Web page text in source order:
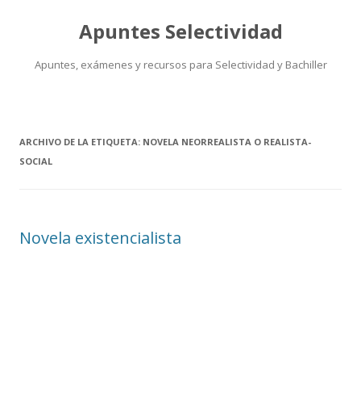
Apuntes Selectividad
Apuntes, exámenes y recursos para Selectividad y Bachiller
ARCHIVO DE LA ETIQUETA: NOVELA NEORREALISTA O REALISTA-
SOCIAL
Novela existencialista